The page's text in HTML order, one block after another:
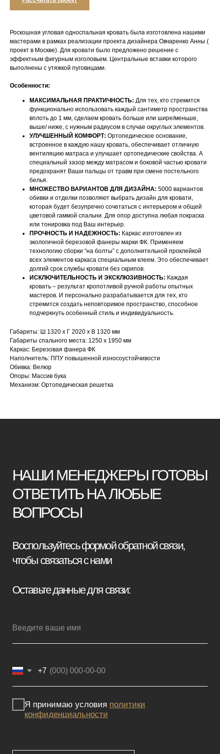
Роскошная угловая односпальная кровать была изготовлена нашими
мастерами в рамках реализации проекта дизайнера Овчаренко Анны (
проект в Москве). Для кровати было предложено решение с
эффектным фигурным изголовьем. Центральные вставки которого
выполнены с утяжкой пуговицами.
Особенности:
МАКСИМАЛЬНАЯ ПРАКТИЧНОСТЬ: Для тех, кто стремится
функционально использовать каждый сантиметр пространства
вплоть до 1 мм, сделаем кровать больше или шире/меньше,
выше/ ниже, с нужным радиусом в случае округлых элементов.
УЛУЧШЕННЫЙ КОМФОРТ: Ортопедическое основание,
встроенное в каждую нашу кровать, обеспечивает отличную
вентиляцию матраса и улучшает ортопедические свойства. А
специальный зазор между матрасом и боковой частью кровати
предохранят Ваши пальцы от травм при смене постельного
белья.
МНОЖЕСТВО ВАРИАНТОВ ДЛЯ ДИЗАЙНА: 5000 вариантов
обивки и отделки позволяют выбрать дизайн для кровати,
которая будет безупречно сочетаться с интерьером и общей
цветовой гаммой спальни. Для опор доступна любая покраска
или тонировка под Ваш интерьер.
ПРОЧНОСТЬ И НАДЕЖНОСТЬ: Каркас изготовлен из
экологичной березовой фанеры марки ФК. Применяем
технологию сборки “на болты” с дополнительной проклейкой
всех элементов каркаса специальным клеем. Это обеспечивает
долгий срок службы кровати без скрипов.
ИСКЛЮЧИТЕЛЬНОСТЬ И ЭКСКЛЮЗИВНОСТЬ: Каждая
кровать – результат кропотливой ручной работы опытных
мастеров. И персонально разрабатывается для тех, кто
стремится создать неповторимое пространство, способное
подчеркнуть особенный стиль и индивидуальность.
Габариты: Ш 1320 х Г 2020 х В 1320 мм
Габариты спального места: 1250 х 1950 мм
Каркас: Березовая фанера ФК
Наполнитель: ППУ повышенной износоустойчивости
Обивка: Велюр
Опоры: Массив бука
Механизм: Ортопедическая решетка
Воспользуйтесь формой обратной связи,
чтобы связаться с нами
НАШИ МЕНЕДЖЕРЫ ГОТОВЫ
ОТВЕТИТЬ НА ЛЮБЫЕ
ВОПРОСЫ
Я принимаю условияполитики
конфиденциальности
Статьи 437 (2) ГК РФ и носит исключительно информационный
характер. Для получения точной информации о наличии и стоимости
товара, пожалуйста, обращайтесь к нашим менеджерам
по указанным контактным данным.
напрямую от производителя
Реквизиты